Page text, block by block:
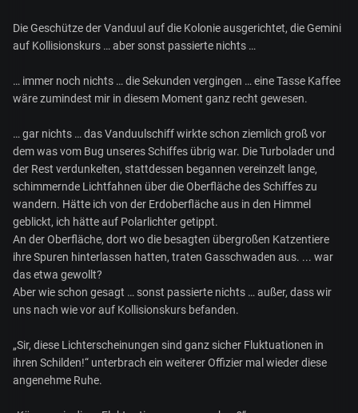
Die Geschütze der Vanduul auf die Kolonie ausgerichtet, die Gemini
auf Kollisionskurs … aber sonst passierte nichts …
… immer noch nichts … die Sekunden vergingen … eine Tasse Kaffee
wäre zumindest mir in diesem Moment ganz recht gewesen.
… gar nichts … das Vanduulschiff wirkte schon ziemlich groß vor
dem was vom Bug unseres Schiffes übrig war. Die Turbolader und
der Rest verdunkelten, stattdessen begannen vereinzelt lange,
schimmernde Lichtfahnen über die Oberfläche des Schiffes zu
wandern. Hätte ich von der Erdoberfläche aus in den Himmel
geblickt, ich hätte auf Polarlichter getippt.
An der Oberfläche, dort wo die besagten übergroßen Katzentiere
ihre Spuren hinterlassen hatten, traten Gasschwaden aus. ... war
das etwa gewollt?
Aber wie schon gesagt … sonst passierte nichts … außer, dass wir
uns nach wie vor auf Kollisionskurs befanden.
„Sir, diese Lichterscheinungen sind ganz sicher Fluktuationen in
ihren Schilden!“ unterbrach ein weiterer Offizier mal wieder diese
angenehme Ruhe.